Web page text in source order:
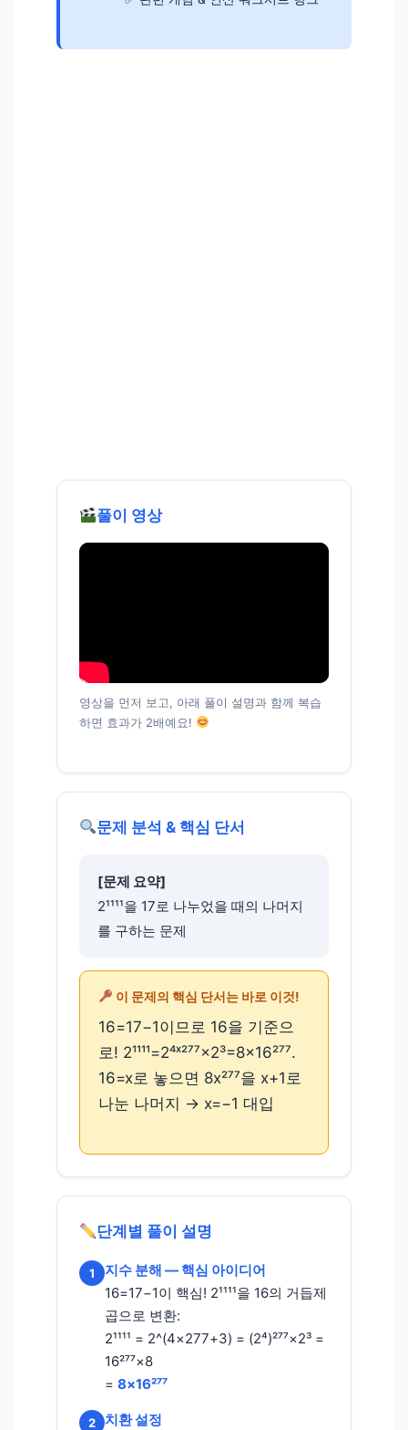
풀이 영상
영상을 먼저 보고, 아래 풀이 설명과 함께 복습
하면 효과가 2배예요!
문제 분석 & 핵심 단서
[문제 요약]
2¹¹¹¹을 17로 나누었을 때의 나머지
를 구하는 문제
이 문제의 핵심 단서는 바로 이것!
16=17−1이므로 16을 기준으
로! 2¹¹¹¹=2⁴ˣ²⁷⁷×2³=8×16²⁷⁷.
16=x로 놓으면 8x²⁷⁷을 x+1로
나눈 나머지 → x=−1 대입
단계별 풀이 설명
1
지수 분해 — 핵심 아이디어
16=17−1이 핵심! 2¹¹¹¹을 16의 거듭제
곱으로 변환:
2¹¹¹¹ = 2^(4×277+3) = (2⁴)²⁷⁷×2³ =
16²⁷⁷×8
= 8×16²⁷⁷
2 치환 설정